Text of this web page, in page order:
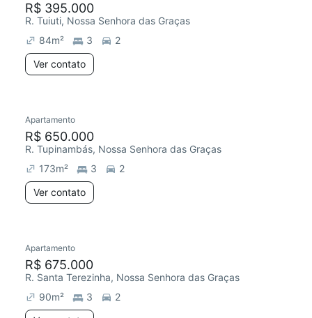
R$ 395.000
R. Tuiuti, Nossa Senhora das Graças
84m² 3
2
Ver contato
Apartamento
R$ 650.000
R. Tupinambás, Nossa Senhora das Graças
173m² 3
2
Ver contato
Apartamento
R$ 675.000
R. Santa Terezinha, Nossa Senhora das Graças
90m² 3
2